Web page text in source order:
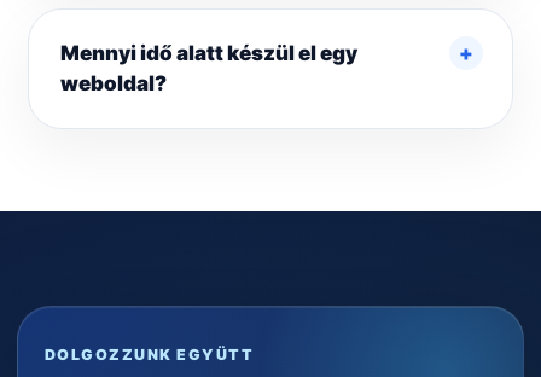
Mennyi idő alatt készül el egy
weboldal?
DOLGOZZUNK EGYÜTT